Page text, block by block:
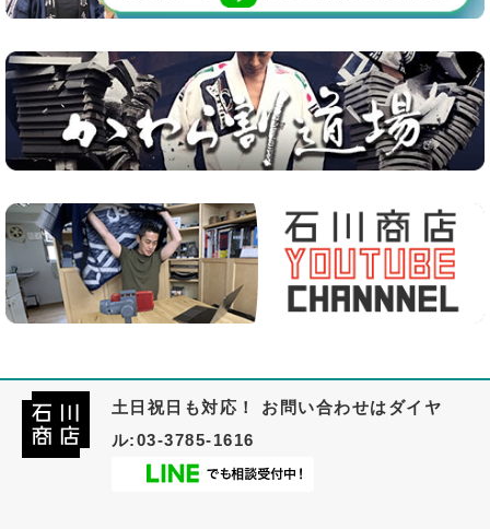
土日祝日も対応！ お問い合わせはダイヤ
ル:03-3785-1616